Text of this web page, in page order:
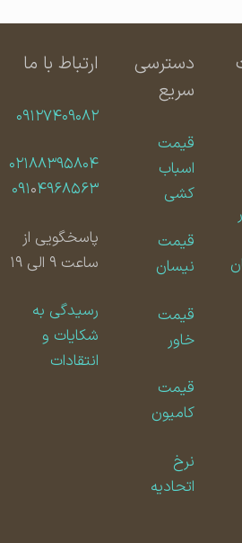
دسترسی
سریع
قیمت
اسباب
کشی
قیمت
نیسان
قیمت
قیمت
کامیون
اتحادیه
ارتباط با ما
۰۹۱۲۷۴۰۹۰۸۲
۰۲۱۸۸۳۹۵۸۰۴
۰۹۱۰۴۹۶۸۵۶۳
پاسخگویی از
ساعت ۹ الی ۱۹
رسیدگی به
شکایات و
انتقادات